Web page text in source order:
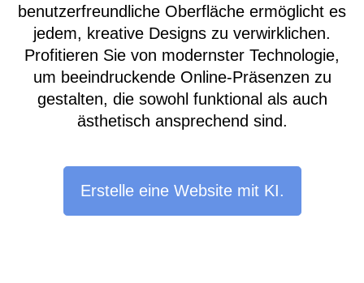
benutzerfreundliche Oberfläche ermöglicht es
jedem, kreative Designs zu verwirklichen.
Profitieren Sie von modernster Technologie,
um beeindruckende Online-Präsenzen zu
gestalten, die sowohl funktional als auch
ästhetisch ansprechend sind.
Erstelle eine Website mit KI.